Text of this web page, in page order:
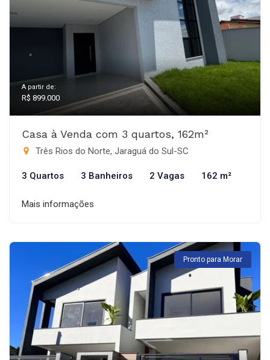
A partir de:
R$ 899.000
Casa à Venda com 3 quartos, 162m²
Três Rios do Norte, Jaraguá do Sul-SC
3 Quartos 3 Banheiros 2 Vagas 162 m²
Mais informações
Pronto para Morar